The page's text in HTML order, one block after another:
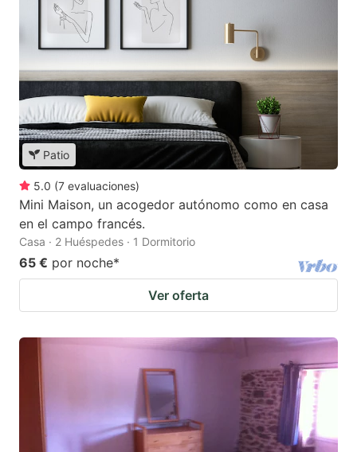
Patio
5.0 (7 evaluaciones)
Mini Maison, un acogedor autónomo como en casa
en el campo francés.
Casa · 2 Huéspedes · 1 Dormitorio
65 € por noche*
Ver oferta